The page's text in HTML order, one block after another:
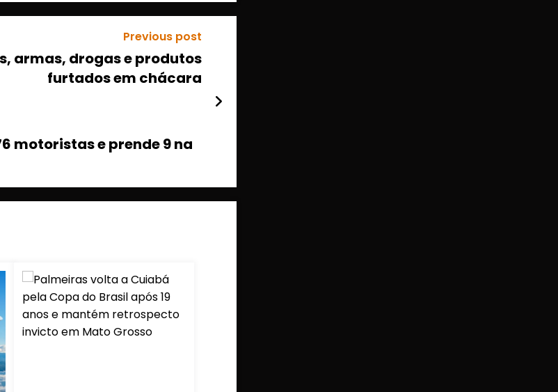
Previous post
armas, drogas e produtos
furtados em chácara
motoristas e prende 9 na